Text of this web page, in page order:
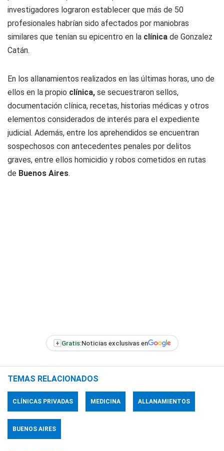
investigadores lograron establecer que más de 50
profesionales habrían sido afectados por maniobras
similares que tenían su epicentro en la clínica de Gonzalez
Catán.
En los allanamientos realizados en las últimas horas, uno de
ellos en la propio clínica, se secuestraron sellos,
documentación clínica, recetas, historias médicas y otros
elementos considerados de interés para el expediente
judicial. Además, entre los aprehendidos se encuentran
sospechosos con antecedentes penales por delitos
graves, entre ellos homicidio y robos cometidos en rutas
de Buenos Aires.
+ Gratis:Noticias exclusivas en
TEMAS RELACIONADOS
CLÍNICAS PRIVADAS MEDICINA ALLANAMIENTOS
BUENOS AIRES